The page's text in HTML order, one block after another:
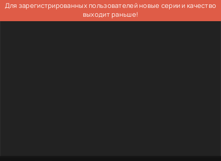
Для зарегистрированных пользователей новые серии и качество
выходит раньше!